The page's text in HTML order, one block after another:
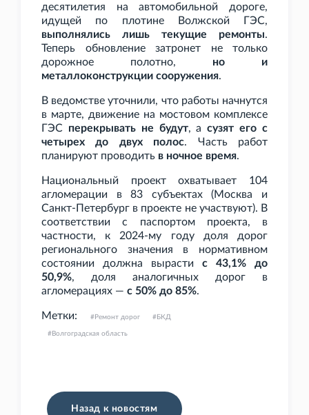
десятилетия на автомобильной дороге,
идущей по плотине Волжской ГЭС,
выполнялись лишь текущие ремонты.
Теперь обновление затронет не только
дорожное полотно, но и
металлоконструкции сооружения.
В ведомстве уточнили, что работы начнутся
в марте, движение на мостовом комплексе
ГЭС перекрывать не будут, асузят его с
четырех до двух полос. Часть работ
планируют проводить в ночное время.
Национальный проект охватывает 104
агломерации в 83 субъектах (Москва и
Санкт-Петербург в проекте не участвуют). В
соответствии с паспортом проекта, в
частности, к 2024-му году доля дорог
регионального значения в нормативном
состоянии должна вырасти с 43,1% до
50,9%, доля аналогичных дорог в
агломерациях — с 50% до 85%.
Метки: Ремонт дорог БКД
Волгоградская область
Назад к новостям